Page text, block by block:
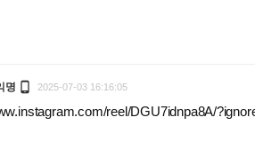
명  2025-07-03 16:16:05
reel/DGU7idnpa8A/